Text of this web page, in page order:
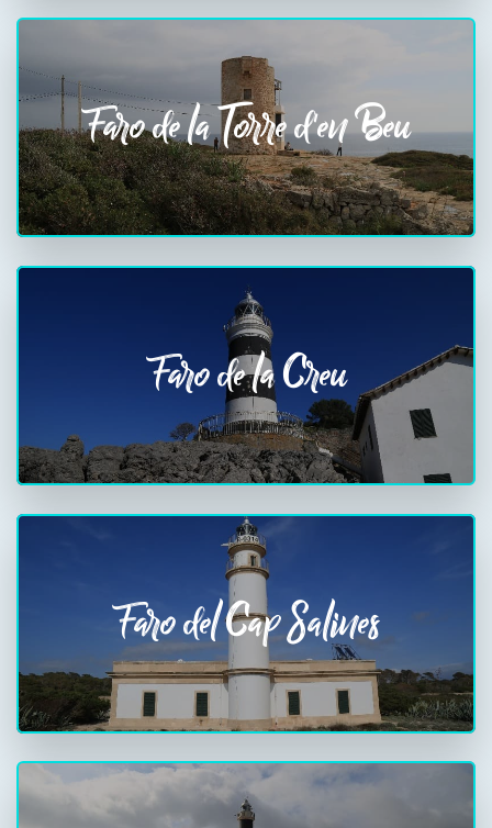
Faro de la Torre d'en Beu
Faro de la Creu
Faro del Cap Salines